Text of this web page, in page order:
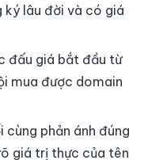
ký lâu đời và có giá
đấu giá bắt đầu từ
mua được domain
cùng phản ánh đúng
giá trị thực của tên